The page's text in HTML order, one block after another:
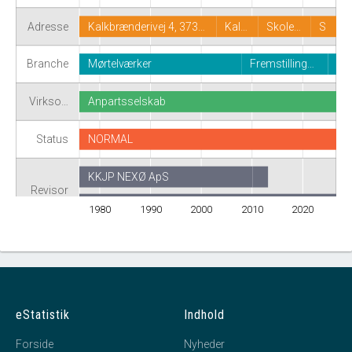
1980 1990 2000 2010 2020
Adresse
Branche
Virkso…
Status
Revisor
Kalkbrænderivej 4, 373… Kal… Skole… S
Mørtelværker Fremstilling…
Anpartsselskab
NORMAL
KKJP NEXØ ApS
Revision fravalgt
eStatistik
Forside
Indhold
Nyheder